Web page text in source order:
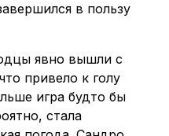
в пользу
явно вышли с
привело к голу
игра будто бы
стала